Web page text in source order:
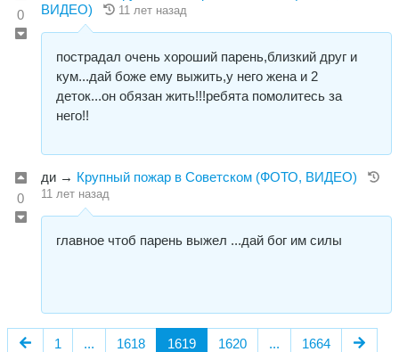
0
ВИДЕО)
11 лет назад
пострадал очень хороший парень,близкий друг и
кум...дай боже ему выжить,у него жена и 2
деток...он обязан жить!!!ребята помолитесь за
него!!
0
ди → Крупный пожар в Советском (ФОТО, ВИДЕО)
11 лет назад
главное чтоб парень выжел ...дай бог им силы
1 ... 1618 1619 1620 ... 1664